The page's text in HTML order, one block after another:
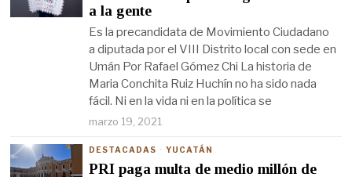
a la gente
Es la precandidata de Movimiento Ciudadano
a diputada por el VIII Distrito local con sede en
Umán Por Rafael Gómez Chi La historia de
Maria Conchita Ruiz Huchín no ha sido nada
fácil. Ni en la vida ni en la política se
marzo 19, 2021
DESTACADAS · YUCATÁN
PRI paga multa de medio millón de